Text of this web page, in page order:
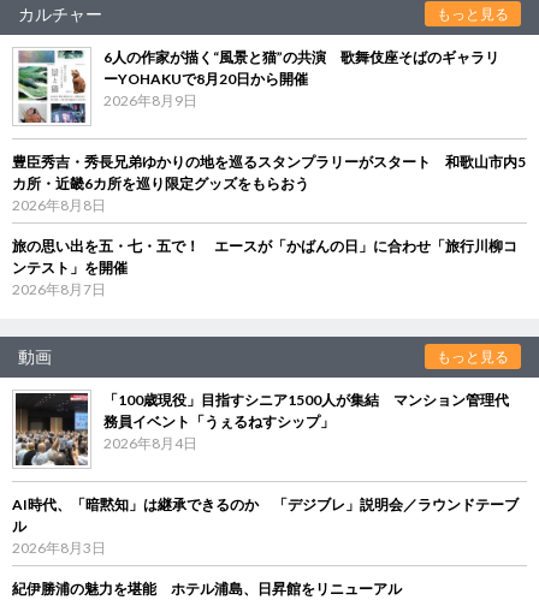
カルチャー もっと見る
6人の作家が描く“風景と猫”の共演 歌舞伎座そばのギャラリ
ーYOHAKUで8月20日から開催
2026年8月9日
豊臣秀吉・秀長兄弟ゆかりの地を巡るスタンプラリーがスタート 和歌山市内5
カ所・近畿6カ所を巡り限定グッズをもらおう
2026年8月8日
旅の思い出を五・七・五で！ エースが「かばんの日」に合わせ「旅行川柳コ
ンテスト」を開催
2026年8月7日
動画 もっと見る
「100歳現役」目指すシニア1500人が集結 マンション管理代
務員イベント「うぇるねすシップ」
2026年8月4日
AI時代、「暗黙知」は継承できるのか 「デジブレ」説明会／ラウンドテーブ
ル
2026年8月3日
紀伊勝浦の魅力を堪能 ホテル浦島、日昇館をリニューアル